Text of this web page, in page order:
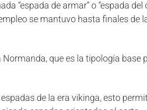
“espada de armar” o “espada
se mantuvo hasta finales de
que es la tipología base
de la era vikinga, esto